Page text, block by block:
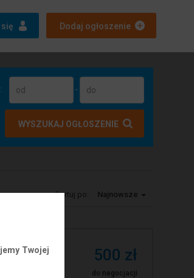
Dodaj ogłoszenie
-
WYSZUKAJ OGŁOSZENIE
Sortuj po: Najnowsze
500 zł
do negocjacji
Twojej